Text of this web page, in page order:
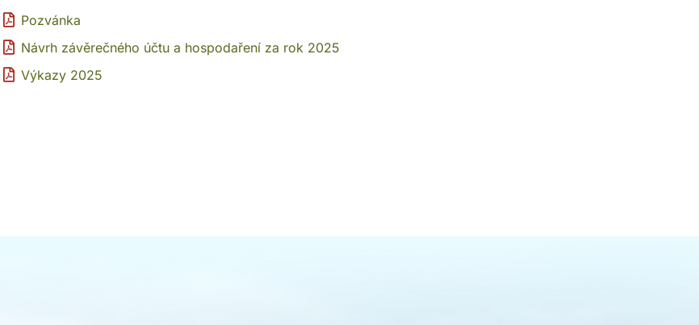
Pozvánka
Návrh závěrečného účtu a hospodaření za rok 2025
Výkazy 2025